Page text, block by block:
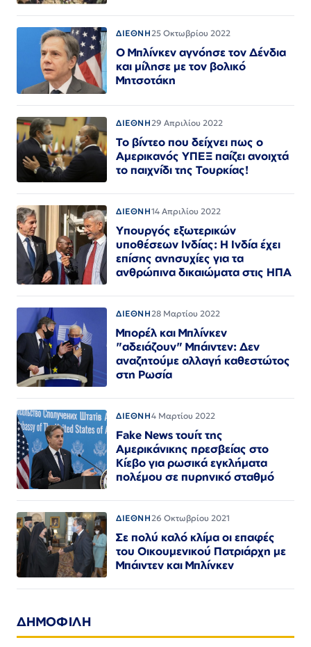
ΔΙΕΘΝΗ25 Οκτωβρίου 2022
Ο Μπλίνκεν αγνόησε τον Δένδια
και μίλησε με τον βολικό
Μητσοτάκη
ΔΙΕΘΝΗ29 Απριλίου 2022
Το βίντεο που δείχνει πως ο
Αμερικανός ΥΠΕΞ παίζει ανοιχτά
το παιχνίδι της Τουρκίας!
ΔΙΕΘΝΗ14 Απριλίου 2022
Υπουργός εξωτερικών
υποθέσεων Ινδίας: Η Ινδία έχει
επίσης ανησυχίες για τα
ανθρώπινα δικαιώματα στις ΗΠΑ
ΔΙΕΘΝΗ28 Μαρτίου 2022
Μπορέλ και Μπλίνκεν
"αδειάζουν" Μπάιντεν: Δεν
αναζητούμε αλλαγή καθεστώτος
στη Ρωσία
ΔΙΕΘΝΗ4 Μαρτίου 2022
Fake News τουίτ της
Αμερικάνικης πρεσβείας στο
Κίεβο για ρωσικά εγκλήματα
πολέμου σε πυρηνικό σταθμό
ΔΙΕΘΝΗ26 Οκτωβρίου 2021
Σε πολύ καλό κλίμα οι επαφές
του Οικουμενικού Πατριάρχη με
Μπάιντεν και Μπλίνκεν
ΔΗΜΟΦΙΛΗ